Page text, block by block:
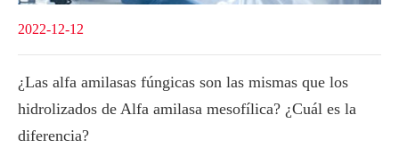
2022-12-12
¿Las alfa amilasas fúngicas son las mismas que los
hidrolizados de Alfa amilasa mesofílica? ¿Cuál es la
diferencia?